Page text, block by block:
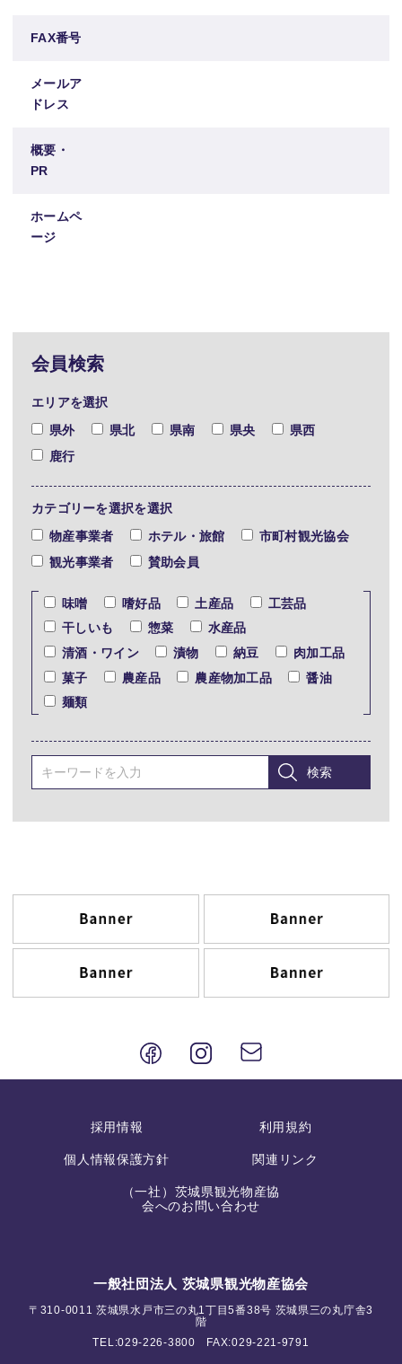
FAX番号
メールア
ドレス
概要・
PR
ホームペ
ージ
会員検索
エリアを選択
県外
県北 県南 県央
県西
鹿行
カテゴリーを選択を選択
物産事業者
ホテル・旅館
市町村観光協会
観光事業者
賛助会員
味噌 嗜好品 土産品
工芸品
干しいも
惣菜
水産品
清酒・ワイン
漬物 納豆
肉加工品
菓子
農産品 農産物加工品
醤油
麺類
採用情報 利用規約
個人情報保護方針 関連リンク
（一社）茨城県観光物産協
会へのお問い合わせ
一般社団法人 茨城県観光物産協会
〒310-0011 茨城県水戸市三の丸1丁目5番38号 茨城県三の丸庁舎3
階
TEL:029-226-3800 FAX:029-221-9791